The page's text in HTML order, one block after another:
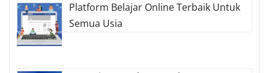
Platform Belajar Online Terbaik Untuk
Semua Usia